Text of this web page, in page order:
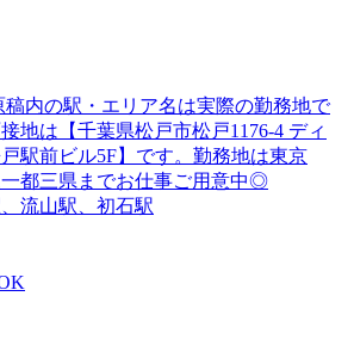
内の駅・エリア名は実際の勤務地で
地は【千葉県松戸市松戸1176-4 ディ
駅前ビル5F】です。勤務地は東京
都三県までお仕事ご用意中◎
流山駅、初石駅